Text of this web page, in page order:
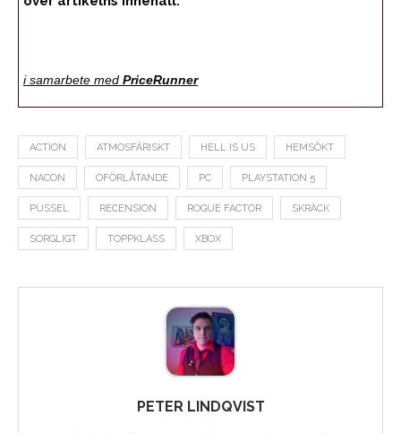
i samarbete med PriceRunner
ACTION ATMOSFÄRISKT HELL IS US HEMSÖKT
NACON OFÖRLÅTANDE PC PLAYSTATION 5
PUSSEL RECENSION ROGUE FACTOR SKRÄCK
SORGLIGT TOPPKLASS XBOX
PETER LINDQVIST